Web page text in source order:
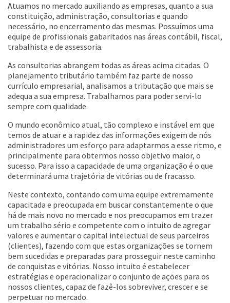
Atuamos no mercado auxiliando as empresas, quanto a sua
constituição, administração, consultorias e quando
necessário, no encerramento das mesmas. Possuímos uma
equipe de profissionais gabaritados nas áreas contábil, fiscal,
trabalhista e de assessoria.
As consultorias abrangem todas as áreas acima citadas. O
planejamento tributário também faz parte de nosso
currículo empresarial, analisamos a tributação que mais se
adequa a sua empresa. Trabalhamos para poder servi-lo
sempre com qualidade.
O mundo econômico atual, tão complexo e instável em que
temos de atuar e a rapidez das informações exigem de nós
administradores um esforço para adaptarmos a esse ritmo, e
principalmente para obtermos nosso objetivo maior, o
sucesso. Para isso a capacidade de uma organização é o que
determinará uma trajetória de vitórias ou de fracasso.
Neste contexto, contando com uma equipe extremamente
capacitada e preocupada em buscar constantemente o que
há de mais novo no mercado e nos preocupamos em trazer
um trabalho sério e competente com o intuito de agregar
valores e aumentar o capital intelectual de seus parceiros
(clientes), fazendo com que estas organizações se tornem
bem sucedidas e preparadas para prosseguir neste caminho
de conquistas e vitórias. Nosso intuito é estabelecer
estratégias e operacionalizar o conjunto de ações para os
nossos clientes, capaz de fazê-los sobreviver, crescer e se
perpetuar no mercado.